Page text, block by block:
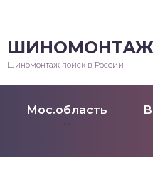
Шиномонтаж поиск в России
Мос.область